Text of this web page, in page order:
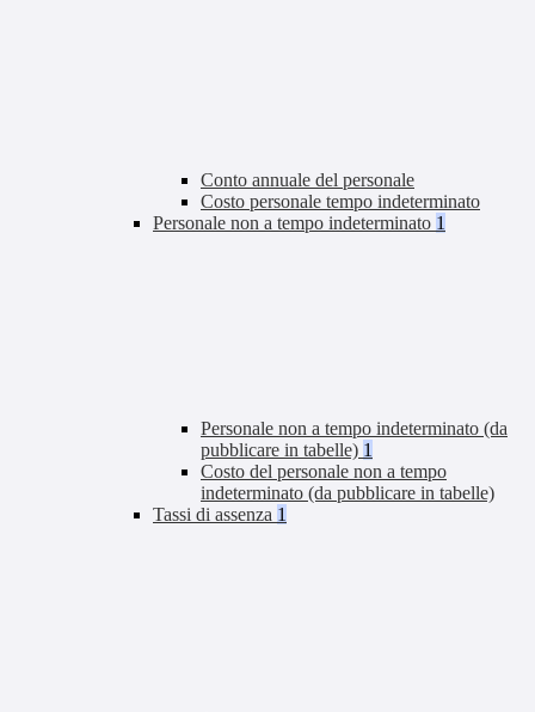
Conto annuale del personale
Costo personale tempo indeterminato
Personale non a tempo indeterminato 1
Personale non a tempo indeterminato (da
pubblicare in tabelle) 1
Costo del personale non a tempo
indeterminato (da pubblicare in tabelle)
Tassi di assenza 1